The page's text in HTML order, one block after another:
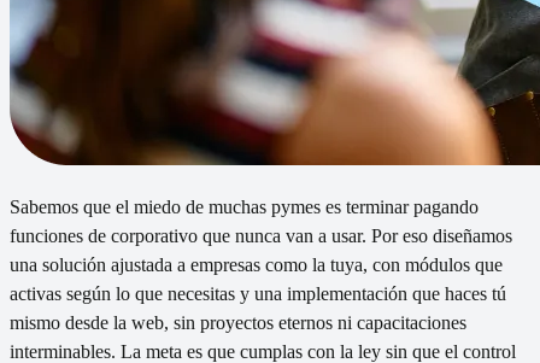
Sabemos que el miedo de muchas pymes es terminar pagando
funciones de corporativo que nunca van a usar. Por eso diseñamos
una solución ajustada a empresas como la tuya, con módulos que
activas según lo que necesitas y una implementación que haces tú
mismo desde la web, sin proyectos eternos ni capacitaciones
interminables. La meta es que cumplas con la ley sin que el control